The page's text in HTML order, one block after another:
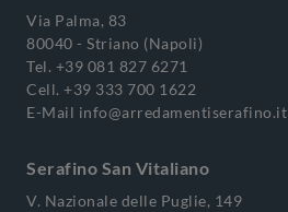
Via Palma, 83
80040 - Striano (Napoli)
Tel. +39 081 827 6271
Cell. +39 333 700 1622
E-Mail info@arredamentiserafino.it
Serafino San Vitaliano
V. Nazionale delle Puglie, 149